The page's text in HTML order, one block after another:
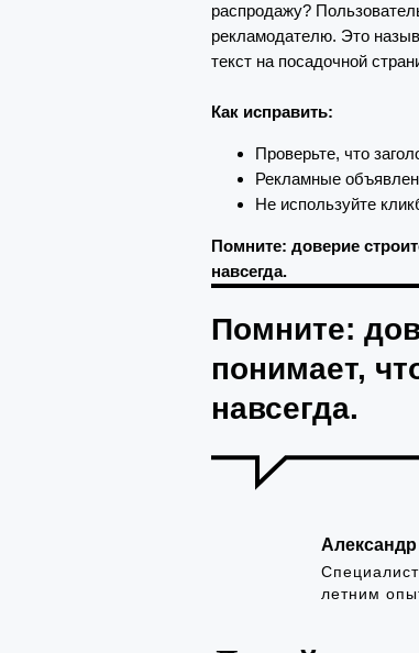
распродажу?
рекламодателю. Это
текст на посадочной
Как исправить:
Проверьте, что
Рекламные
Не используйте
Помните: доверие
навсегда.
Помните:
понимает,
навсегда.
летним